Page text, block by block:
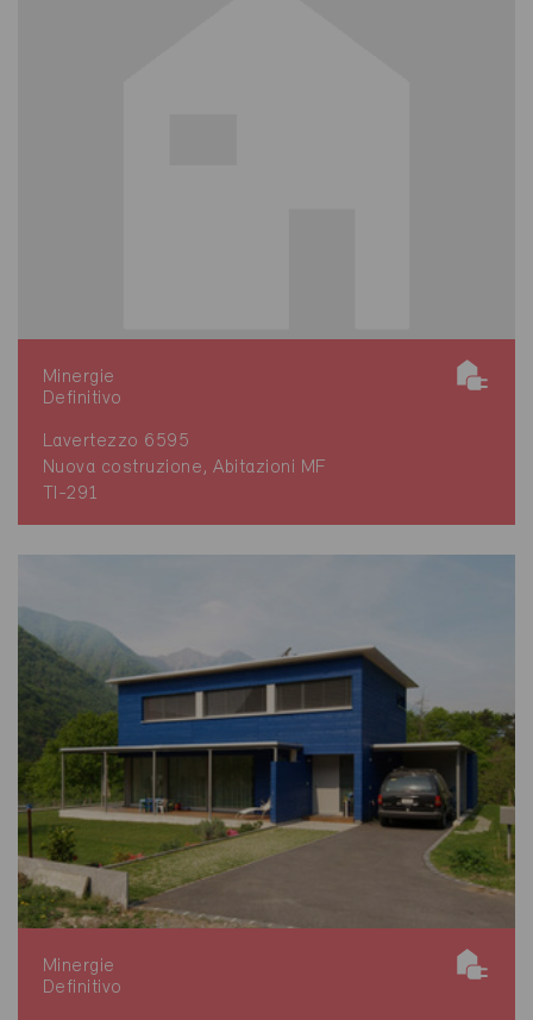
Minergie
Definitivo
Lavertezzo 6595
Nuova costruzione, Abitazioni MF
TI-291
Minergie
Definitivo